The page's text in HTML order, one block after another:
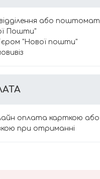
або поштомат
Пошти"
"Нової пошти"
оплата карткою або
при отриманні